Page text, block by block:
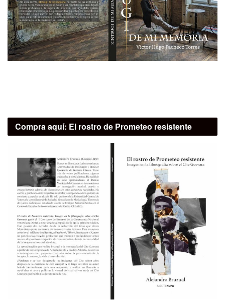
Compra aquí: El rostro de Prometeo resistente